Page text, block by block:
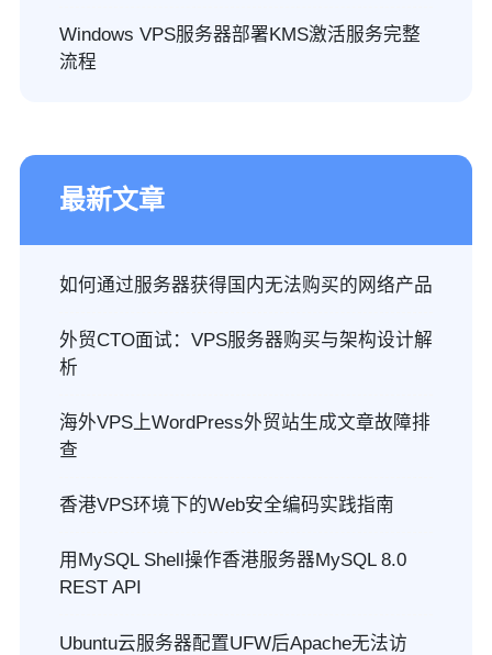
Windows VPS服务器部署KMS激活服务完整
流程
最新文章
如何通过服务器获得国内无法购买的网络产品
外贸CTO面试：VPS服务器购买与架构设计解
析
海外VPS上WordPress外贸站生成文章故障排
查
香港VPS环境下的Web安全编码实践指南
用MySQL Shell操作香港服务器MySQL 8.0
REST API
Ubuntu云服务器配置UFW后Apache无法访